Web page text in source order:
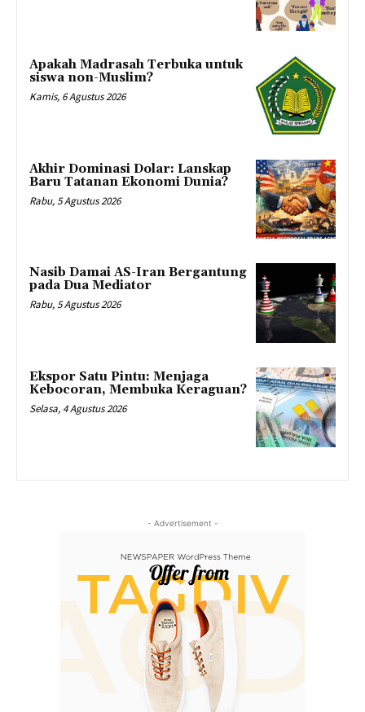
Apakah Madrasah Terbuka untuk
siswa non-Muslim?
Kamis, 6 Agustus 2026
Akhir Dominasi Dolar: Lanskap
Baru Tatanan Ekonomi Dunia?
Rabu, 5 Agustus 2026
Nasib Damai AS-Iran Bergantung
pada Dua Mediator
Rabu, 5 Agustus 2026
Ekspor Satu Pintu: Menjaga
Kebocoran, Membuka Keraguan?
Selasa, 4 Agustus 2026
- Advertisement -